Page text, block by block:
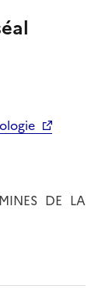
DE LA